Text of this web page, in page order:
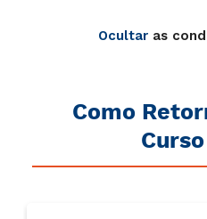
Ocultar as
Como
Curso